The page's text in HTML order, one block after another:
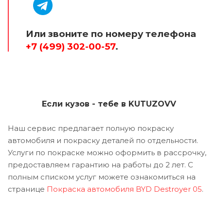
Или звоните по номеру телефона
+7 (499) 302-00-57.
Если кузов - тебе в KUTUZOVV
Наш сервис предлагает полную покраску
автомобиля и покраску деталей по отдельности.
Услуги по покраске можно оформить в рассрочку,
предоставляем гарантию на работы до 2 лет. С
полным списком услуг можете ознакомиться на
странице Покраска автомобиля BYD Destroyer 05.